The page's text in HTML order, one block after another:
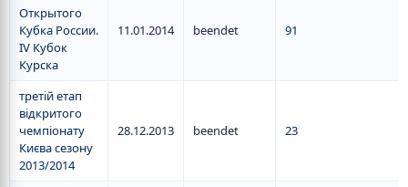
Открытого
Кубка России.
IV Кубок
Курска
11.01.2014 beendet 91
третій етап
відкритого
чемпіонату
Києва сезону
2013/2014
28.12.2013 beendet 23